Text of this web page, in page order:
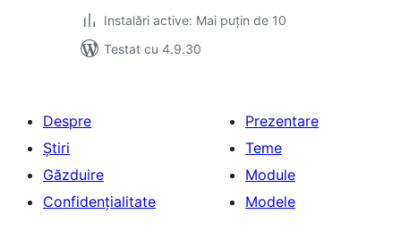
Instalări active: Mai puțin de 10
Testat cu 4.9.30
Despre
Știri
Găzduire
Confidențialitate
Prezentare
Teme
Module
Modele